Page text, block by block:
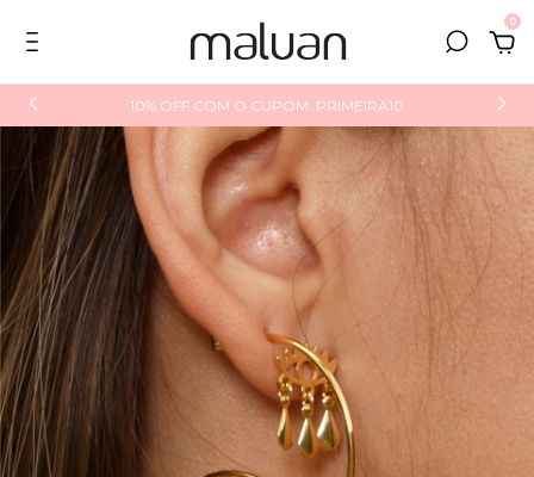
0
10% OFF COM O CUPOM: PRIMEIRA10